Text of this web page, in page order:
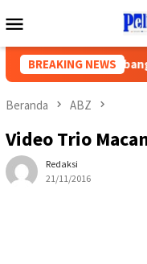
ke
Mobile
BREAKING NEWS
Proyek Pembangunan
Beranda ABZ
Video Trio
Redaksi
21/11/2016